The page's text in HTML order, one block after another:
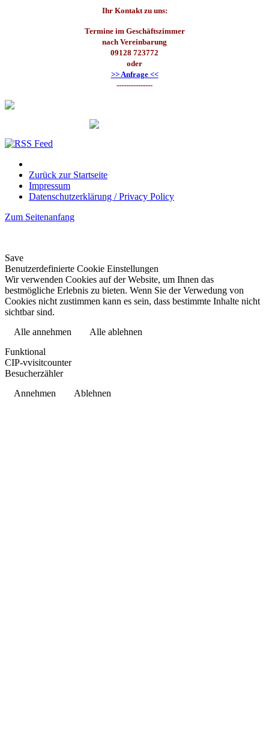
Ihr Kontakt zu uns:
Termine im Geschäftszimmer
nach Vereinbarung
09128 723772
oder
>> Anfrage <<
---------------
Zurück zur Startseite
Impressum
Datenschutzerklärung / Privacy Policy
Zum Seitenanfang
Save
Benutzerdefinierte Cookie Einstellungen
Wir verwenden Cookies auf der Website, um Ihnen das
bestmögliche Erlebnis zu bieten. Wenn Sie der Verwedung von
Cookies nicht zustimmen kann es sein, dass bestimmte Inhalte nicht
sichtbar sind.
Alle annehmen
Alle ablehnen
Funktional
CIP-vvisitcounter
Besucherzähler
Annehmen
Ablehnen